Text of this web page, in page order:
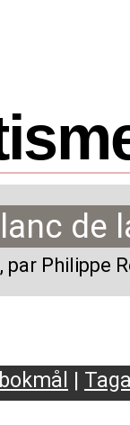
de
, par Philippe
|